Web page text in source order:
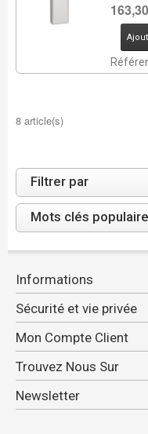
8 article(s)
Filtrer par
Mots clés
Informations
Sécurité et vie privée
Mon Compte Client
Trouvez Nous Sur
Newsletter